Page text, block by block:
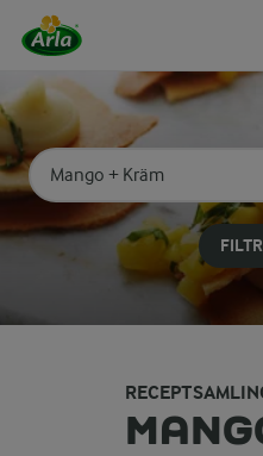
Sök på kategori eller
Skriv in sökord för att få